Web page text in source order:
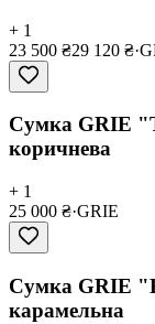
+ 1
23 500 ₴29 120 ₴·
Сумка GRIE
коричнева
+ 1
25 000 ₴·GRIE
Сумка GRIE
карамельна